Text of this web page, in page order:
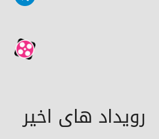
رویداد های اخیر